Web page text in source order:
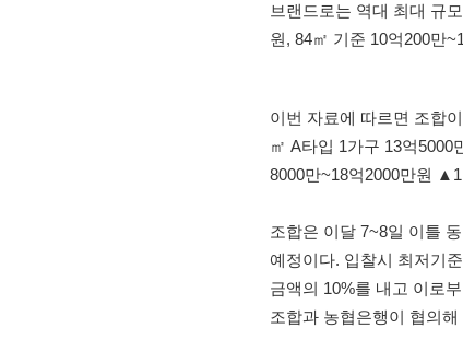
브랜드로는 역대 최대 규
원, 84㎡ 기준 10억200만
이번 자료에 따르면 조합
㎡ A타입 1가구 13억
8000만~18억2000만원
조합은 이달 7~8일 이틀
예정이다. 입찰시 최저기
금액의 10%를 내고 이로
조합과 농협은행이 협의